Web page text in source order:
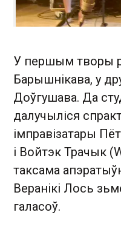
У першым творы
Барышнікава, у
Доўгушава. Да
далучыліся
імправізатары
і Войтэк Трачык
таксама
Веранікі Лось
галасоў.